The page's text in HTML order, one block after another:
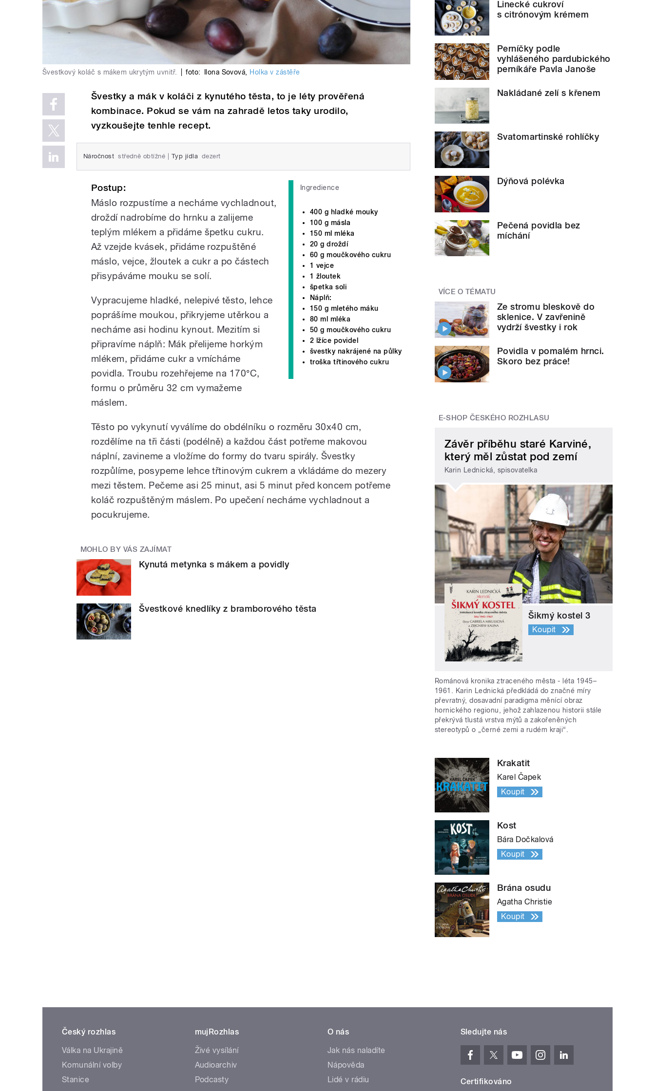
Švestkový koláč s mákem ukrytým uvnitř. foto: Ilona Sovová, Holka v zástěře
Švestky a mák v koláči z kynutého těsta, to je léty prověřená
kombinace. Pokud se vám na zahradě letos taky urodilo,
vyzkoušejte tenhle recept.
Náročnost středně obtížné Typ jídla dezert
Ingredience
400 g hladké mouky
100 g másla
150 ml mléka
20 g droždí
60 g moučkového cukru
1 vejce
1 žloutek
špetka soli
Náplň:
150 g mletého máku
80 ml mléka
50 g moučkového cukru
2 lžíce povidel
švestky nakrájené na půlky
troška třtinového cukru
Postup:
Máslo rozpustíme a necháme vychladnout,
droždí nadrobíme do hrnku a zalijeme
teplým mlékem a přidáme špetku cukru.
Až vzejde kvásek, přidáme rozpuštěné
máslo, vejce, žloutek a cukr a po částech
přisypáváme mouku se solí.
Vypracujeme hladké, nelepivé těsto, lehce
poprášíme moukou, přikryjeme utěrkou a
necháme asi hodinu kynout. Mezitím si
připravíme náplň: Mák přelijeme horkým
mlékem, přidáme cukr a vmícháme
povidla. Troubu rozehřejeme na 170°C,
formu o průměru 32 cm vymažeme
máslem.
Těsto po vykynutí vyválíme do obdélníku o rozměru 30x40 cm,
rozdělíme na tři části (podélně) a každou část potřeme makovou
náplní, zavineme a vložíme do formy do tvaru spirály. Švestky
rozpůlíme, posypeme lehce třtinovým cukrem a vkládáme do mezery
mezi těstem. Pečeme asi 25 minut, asi 5 minut před koncem potřeme
koláč rozpuštěným máslem. Po upečení necháme vychladnout a
pocukrujeme.
MOHLO BY VÁS ZAJÍMAT
Kynutá metynka s mákem a povidly
Švestkové knedlíky z bramborového těsta
Linecké cukroví
s citrónovým krémem
Perníčky podle
vyhlášeného pardubického
perníkáře Pavla Janoše
Nakládané zelí s křenem
Svatomartinské rohlíčky
Dýňová polévka
Pečená povidla bez
míchání
VÍCE O TÉMATU
Ze stromu bleskově do
sklenice. V zavřenině
vydrží švestky i rok
Povidla v pomalém hrnci.
Skoro bez práce!
E-SHOP ČESKÉHO ROZHLASU
Závěr příběhu staré Karviné,
který měl zůstat pod zemí
Karin Lednická, spisovatelka
Šikmý kostel 3
Koupit
Románová kronika ztraceného města - léta 1945–
1961. Karin Lednická předkládá do značné míry
převratný, dosavadní paradigma měnící obraz
hornického regionu, jehož zahlazenou historii stále
překrývá tlustá vrstva mýtů a zakořeněných
stereotypů o „černé zemi a rudém kraji“.
Krakatit
Karel Čapek
Koupit
Kost
Bára Dočkalová
Koupit
Brána osudu
Agatha Christie
Koupit
Český rozhlas
Válka na Ukrajině
Komunální volby
Stanice
mujRozhlas
Živé vysílání
Audioarchiv
Podcasty
O nás
Jak nás naladíte
Nápověda
Lidé v rádiu
Sledujte nás
Certifikováno